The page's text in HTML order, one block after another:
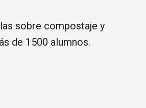
sobre compostaje y
de 1500 alumnos.